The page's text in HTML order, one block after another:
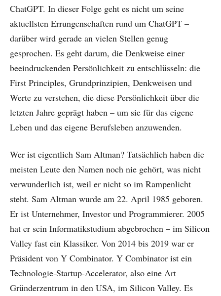
ChatGPT. In dieser Folge geht es nicht um seine
aktuellsten Errungenschaften rund um ChatGPT –
darüber wird gerade an vielen Stellen genug
gesprochen. Es geht darum, die Denkweise einer
beeindruckenden Persönlichkeit zu entschlüsseln: die
First Principles, Grundprinzipien, Denkweisen und
Werte zu verstehen, die diese Persönlichkeit über die
letzten Jahre geprägt haben – um sie für das eigene
Leben und das eigene Berufsleben anzuwenden.
Wer ist eigentlich Sam Altman? Tatsächlich haben die
meisten Leute den Namen noch nie gehört, was nicht
verwunderlich ist, weil er nicht so im Rampenlicht
steht. Sam Altman wurde am 22. April 1985 geboren.
Er ist Unternehmer, Investor und Programmierer. 2005
hat er sein Informatikstudium abgebrochen – im Silicon
Valley fast ein Klassiker. Von 2014 bis 2019 war er
Präsident von Y Combinator. Y Combinator ist ein
Technologie-Startup-Accelerator, also eine Art
Gründerzentrum in den USA, im Silicon Valley. Es